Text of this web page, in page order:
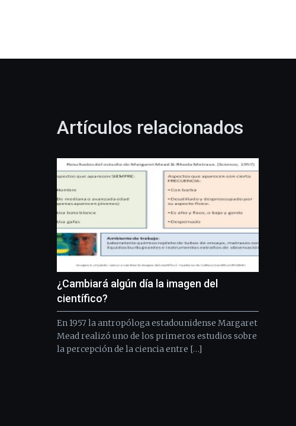
Artículos relacionados
¿Cambiará algún día la imagen del
científico?
En 1957 la antropóloga estadounidense Margaret
Mead realizó uno de los primeros estudios sobre
la percepción de la ciencia entre […]